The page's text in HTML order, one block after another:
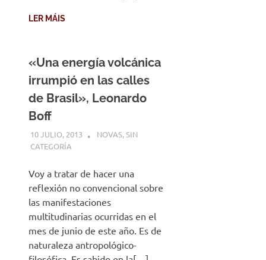
LER MÁIS
«Una energía volcánica
irrumpió en las calles
de Brasil», Leonardo
Boff
10 JULIO, 2013 DESARROLLO
NOVAS,SIN
CATEGORÍA
Voy a tratar de hacer una
reflexión no convencional sobre
las manifestaciones
multitudinarias ocurridas en el
mes de junio de este año. Es de
naturaleza antropológico-